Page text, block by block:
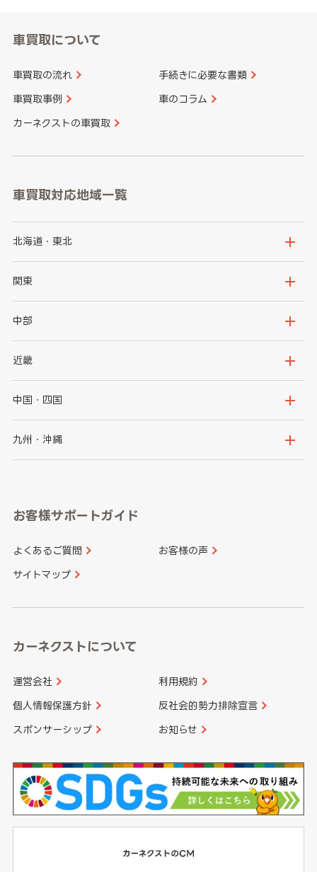
車買取について
車買取の流れ 手続きに必要な書類
車買取事例 車のコラム
カーネクストの車買取
車買取対応地域一覧
北海道・東北
北海道
岩手県
秋田県
関東
茨城県
群馬県
千葉県
神奈川県
中部
新潟県
石川県
山梨県
愛知県
近畿
大阪府
京都府
和歌山県
中国・四国
鳥取県
山口県
香川県 愛媛県
九州・沖縄
長崎県
大分県 宮崎県
お客様サポートガイド
よくあるご質問 お客様の声
サイトマップ
カーネクストについて
運営会社 利用規約
個人情報保護方針 反社会的勢力排除宣言
スポンサーシップ お知らせ